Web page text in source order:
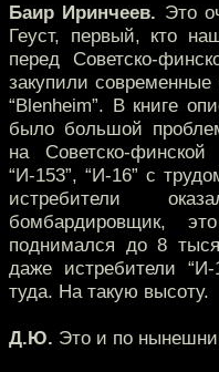
Баир Иринчеев. Это
Геуст, первый, кто
перед Советско-
закупили
“Blenheim”. В книге
было большой
на Советско-
“И-153”, “И-16” с
истребители
бомбардировщик,
поднимался до 8
даже истребители
туда. На такую высоту.
Д.Ю. Это и по